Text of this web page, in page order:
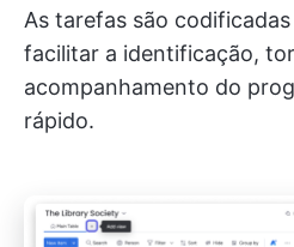
As tarefas são
facilitar a identificação,
acompanhamento do
rápido.